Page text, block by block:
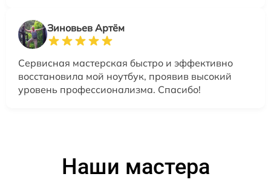
Зиновьев Артём
Сервисная мастерская быстро и эффективно
восстановила мой ноутбук, проявив высокий
уровень профессионализма. Спасибо!
Наши мастера